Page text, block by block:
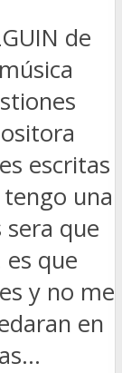
de
escritas
una
que
que
y no me
en